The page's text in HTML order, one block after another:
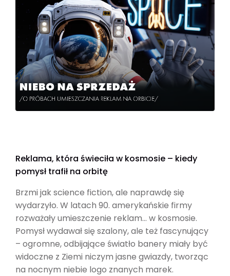
Reklama, która świeciła w kosmosie – kiedy
pomysł trafił na orbitę
Brzmi jak science fiction, ale naprawdę się
wydarzyło. W latach 90. amerykańskie firmy
rozważały umieszczenie reklam… w kosmosie.
Pomysł wydawał się szalony, ale też fascynujący
– ogromne, odbijające światło banery miały być
widoczne z Ziemi niczym jasne gwiazdy, tworząc
na nocnym niebie logo znanych marek.